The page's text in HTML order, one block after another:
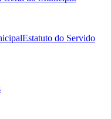
Estatuto do Servido